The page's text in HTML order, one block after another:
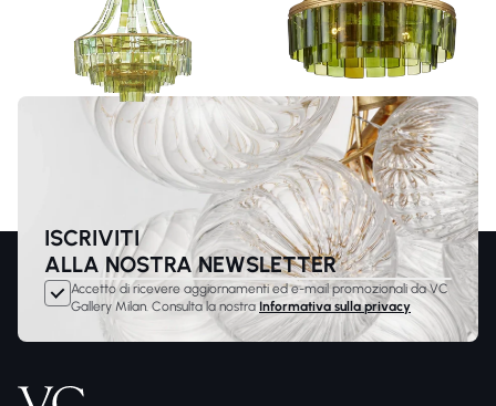
ISCRIVITI
ALLA NOSTRA NEWSLETTER
Accetto di ricevere aggiornamenti ed e-mail promozionali da VC
Gallery Milan. Consulta la nostra Informativa sulla privacy